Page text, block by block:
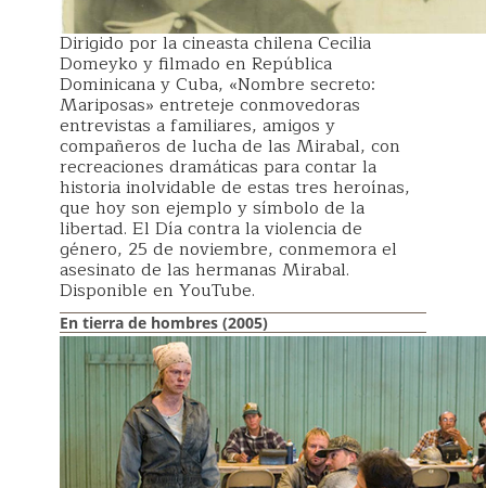
Dirigido por la cineasta chilena Cecilia
Domeyko y filmado en República
Dominicana y Cuba, «Nombre secreto:
Mariposas» entreteje conmovedoras
entrevistas a familiares, amigos y
compañeros de lucha de las Mirabal, con
recreaciones dramáticas para contar la
historia inolvidable de estas tres heroínas,
que hoy son ejemplo y símbolo de la
libertad. El Día contra la violencia de
género, 25 de noviembre, conmemora el
asesinato de las hermanas Mirabal.
Disponible en YouTube.
En tierra de hombres (2005)